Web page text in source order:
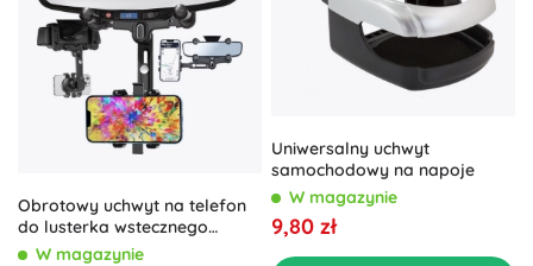
Obrotowy uchwyt na telefon
do lusterka wstecznego
XTROBB
W magazynie
Uniwersalny uchwyt
samochodowy na napoje
W magazynie
9,80 zł